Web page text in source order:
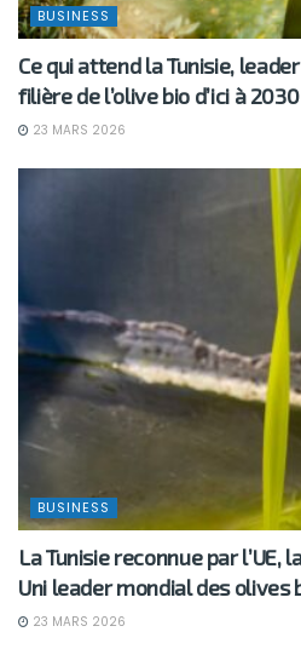
BUSINESS
Ce qui attend la Tunisie,
filière de l’olive bio d’ici à 2030
23 MARS 2026
BUSINESS
La Tunisie reconnue par l’UE,
Uni leader mondial des olives
23 MARS 2026